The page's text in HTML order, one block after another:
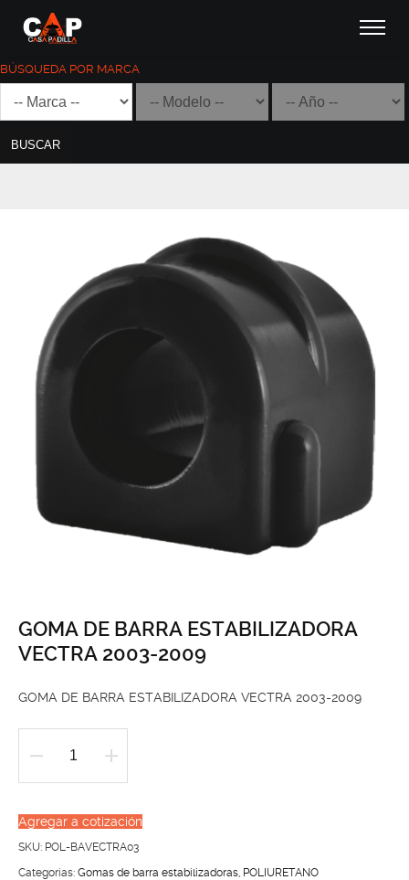
BÚSQUEDA POR MARCA
BUSCAR
GOMA DE BARRA ESTABILIZADORA
VECTRA 2003-2009
GOMA DE BARRA ESTABILIZADORA VECTRA 2003-2009
GOMA
BARRA
ESTABILIZADORA
VECTRA
Agregar a cotización
SKU: POL-BAVECTRA03
Categorías: Gomas de barra estabilizadoras, POLIURETANO